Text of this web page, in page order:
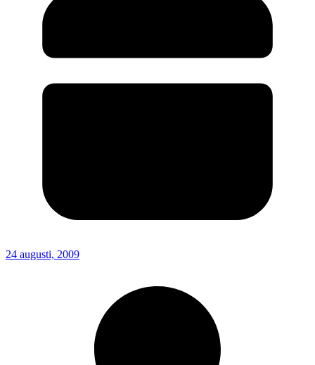
24 augusti, 2009